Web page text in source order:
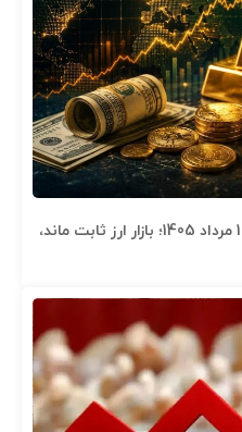
قیمت دلار، طلا و سکه جمعه 16 مرداد 1405؛ بازار ارز ثابت ماند،